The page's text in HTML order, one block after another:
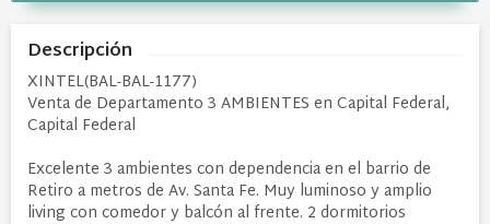
Descripción
XINTEL(BAL-BAL-1177)
Venta de Departamento 3 AMBIENTES en Capital Federal,
Capital Federal
Excelente 3 ambientes con dependencia en el barrio de
Retiro a metros de Av. Santa Fe. Muy luminoso y amplio
living con comedor y balcón al frente. 2 dormitorios